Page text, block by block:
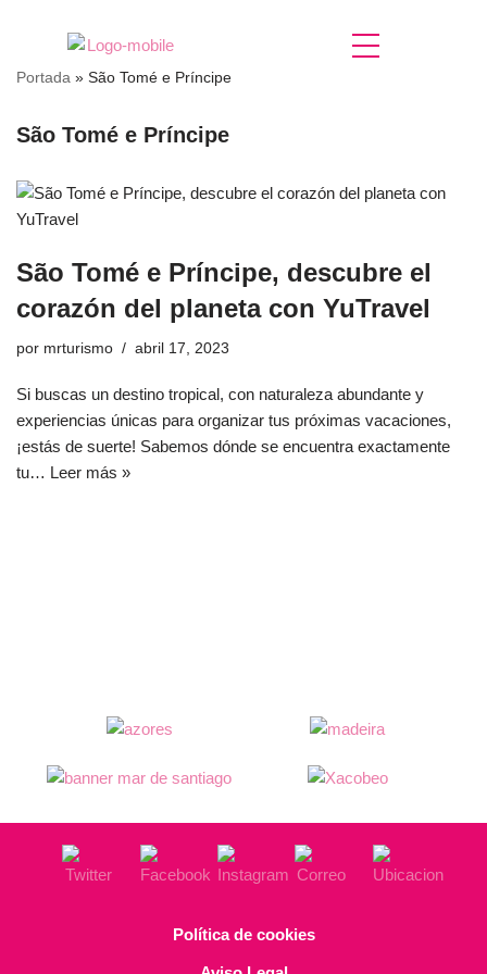
al
Portada » São Tomé e Príncipe
São Tomé e Príncipe
São Tomé e Príncipe, descubre el
corazón del planeta con YuTravel
por mrturismo abril 17, 2023
Si buscas un destino tropical, con naturaleza abundante y
experiencias únicas para organizar tus próximas vacaciones,
¡estás de suerte! Sabemos dónde se encuentra exactamente
tu… Leer más »
Política de cookies